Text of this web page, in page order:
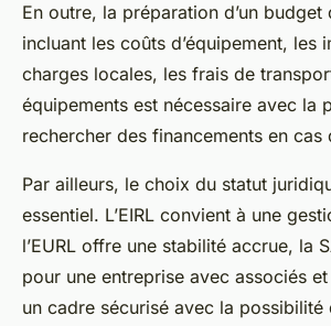
En outre, la préparation d’un budget
incluant les coûts d’équipement, les
charges locales, les frais de
équipements est nécessaire avec la
rechercher des financements en cas
Par ailleurs, le choix du statut
essentiel. L’EIRL convient à une
l’EURL offre une stabilité accrue, la
pour une entreprise avec associés et
un cadre sécurisé avec la possibilité